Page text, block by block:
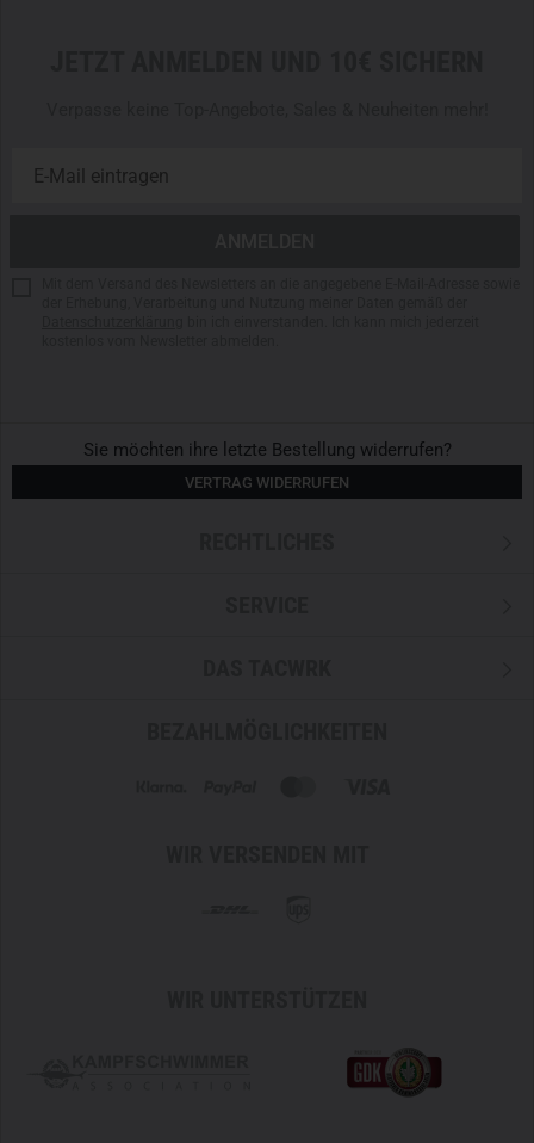
Sie möchten ihre letzte Bestellung widerrufen?
VERTRAG WIDERRUFEN